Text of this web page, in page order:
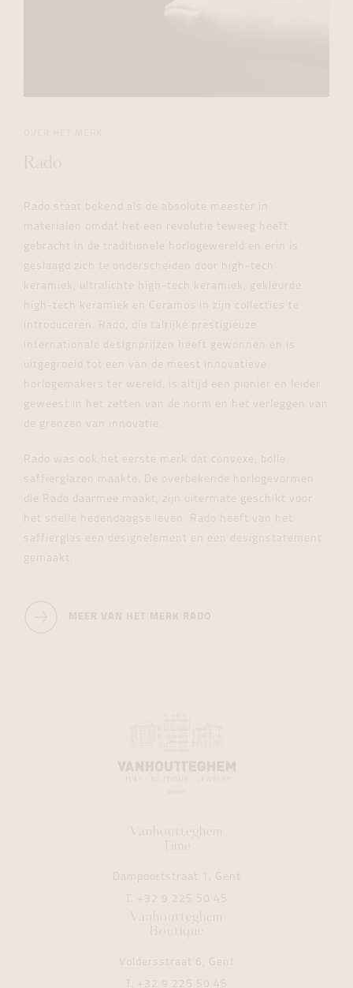
Rado
Rado staat bekend als de absolute meester in
materialen omdat het een revolutie teweeg heeft
gebracht in de traditionele horlogewereld en erin is
geslaagd zich te onderscheiden door high-tech
keramiek, ultralichte high-tech keramiek, gekleurde
high-tech keramiek en Ceramos in zijn collecties te
introduceren. Rado, die talrijke prestigieuze
internationale designprijzen heeft gewonnen en is
uitgegroeid tot een van de meest innovatieve
horlogemakers ter wereld, is altijd een pionier en leider
geweest in het zetten van de norm en het verleggen van
de grenzen van innovatie.
Rado was ook het eerste merk dat convexe, bolle
saffierglazen maakte. De overbekende horlogevormen
die Rado daarmee maakt, zijn uitermate geschikt voor
het snelle hedendaagse leven. Rado heeft van het
saffierglas een designelement en een designstatement
gemaakt.
MEER VAN HET MERK RADO
Vanhoutteghem
Time
Dampoortstraat 1, Gent
T. +32 9 225 50 45
Vanhoutteghem
Boutique
Voldersstraat 6, Gent
T. +32 9 225 50 45